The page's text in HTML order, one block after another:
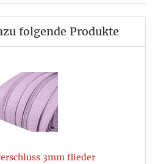
folgende Produkte
3mm flieder